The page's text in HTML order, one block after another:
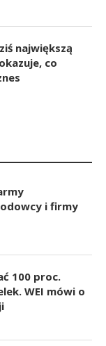
największą
co
i firmy
100 proc.
WEI mówi o